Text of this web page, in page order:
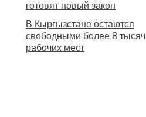
готовят новый закон
В Кыргызстане остаются
свободными более 8 тысяч
рабочих мест